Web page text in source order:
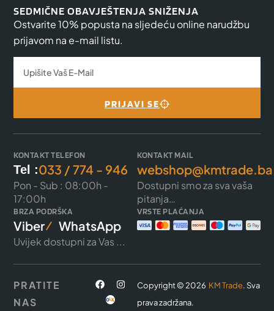
SEDMIČNE OBAVJEŠTENJA SNIŽENJA
Ostvarite 10% popusta na sljedeću online narudžbu
prijavom na e-mail listu.
PRIJAVI SE
KONTAKT TELEFON
Tel :033 / 774 - 946
Pon - Sub : 08:00h -
17:00h
KONTAKT MAIL
webshop@kmtrade.ba
Dostupni smo za sva vaša
pitanja…
BRZA PODRŠKA
Viber WhatsApp
Uvijek dostupni za Vas ...
VRSTE PLAĆANJA
Copyright © 2026 KM Trade. Sva
prava zadržana.
PRATITE
NAS